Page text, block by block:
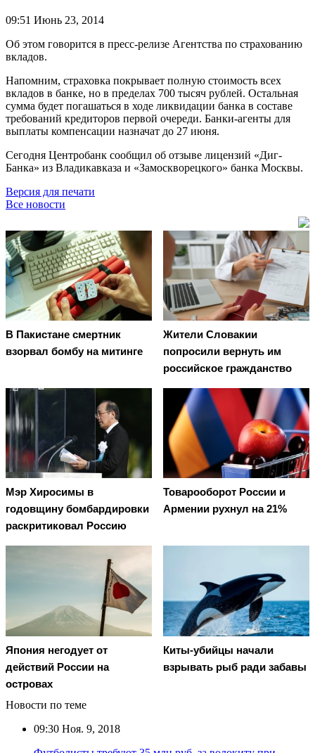
09:51 Июнь 23, 2014
Об этом говорится в пресс-релизе Агентства по страхованию
вкладов.
Напомним, страховка покрывает полную стоимость всех
вкладов в банке, но в пределах 700 тысяч рублей. Остальная
сумма будет погашаться в ходе ликвидации банка в составе
требований кредиторов первой очереди. Банки-агенты для
выплаты компенсации назначат до 27 июня.
Сегодня Центробанк сообщил об отзыве лицензий «Диг-
Банка» из Владикавказа и «Замоскворецкого» банка Москвы.
Версия для печати
Все новости
В Пакистане смертник
взорвал бомбу на митинге
Жители Словакии
попросили вернуть им
российское гражданство
Мэр Хиросимы в
годовщину бомбардировки
раскритиковал Россию
Товарооборот России и
Армении рухнул на 21%
Япония негодует от
действий России на
островах
Киты-убийцы начали
взрывать рыб ради забавы
Новости по теме
09:30 Ноя. 9, 2018